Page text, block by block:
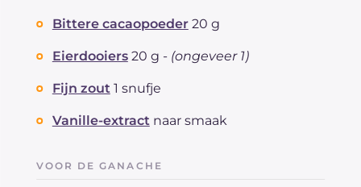
Bittere cacaopoeder 20 g
Eierdooiers 20 g - (ongeveer 1)
Fijn zout 1 snufje
Vanille-extract naar smaak
VOOR DE GANACHE